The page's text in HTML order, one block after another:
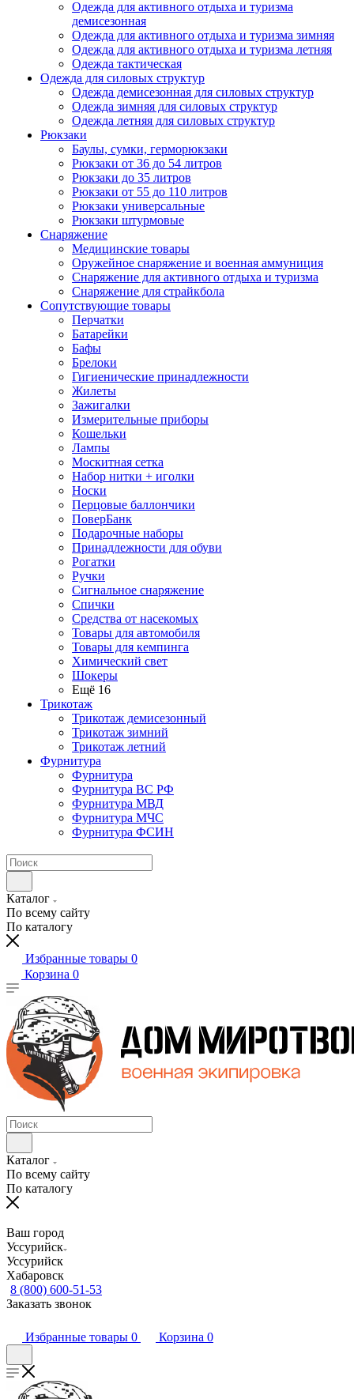
Одежда для активного отдыха и туризма
демисезонная
Одежда для активного отдыха и туризма зимняя
Одежда для активного отдыха и туризма летняя
Одежда тактическая
Одежда для силовых структур
Одежда демисезонная для силовых структур
Одежда зимняя для силовых структур
Одежда летняя для силовых структур
Рюкзаки
Баулы, сумки, герморюкзаки
Рюкзаки от 36 до 54 литров
Рюкзаки до 35 литров
Рюкзаки от 55 до 110 литров
Рюкзаки универсальные
Рюкзаки штурмовые
Снаряжение
Медицинские товары
Оружейное снаряжение и военная аммуниция
Снаряжение для активного отдыха и туризма
Снаряжение для страйкбола
Сопутствующие товары
Перчатки
Батарейки
Бафы
Брелоки
Гигиенические принадлежности
Жилеты
Зажигалки
Измерительные приборы
Кошельки
Лампы
Москитная сетка
Набор нитки + иголки
Носки
Перцовые баллончики
ПоверБанк
Подарочные наборы
Принадлежности для обуви
Рогатки
Ручки
Сигнальное снаряжение
Спички
Средства от насекомых
Товары для автомобиля
Товары для кемпинга
Химический свет
Шокеры
Ещё 16
Трикотаж
Трикотаж демисезонный
Трикотаж зимний
Трикотаж летний
Фурнитура
Фурнитура
Фурнитура ВС РФ
Фурнитура МВД
Фурнитура МЧС
Фурнитура ФСИН
Каталог
По всему сайту
По каталогу
Избранные товары 0
Корзина 0
Каталог
По всему сайту
По каталогу
Ваш город
Уссурийск
Уссурийск
Хабаровск
8 (800) 600-51-53
Заказать звонок
Избранные товары 0 Корзина 0